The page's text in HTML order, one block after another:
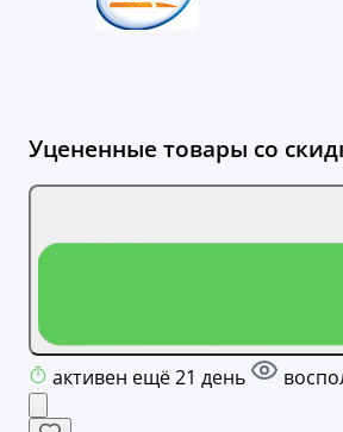
Уцененные товары со
активен ещё 21 день